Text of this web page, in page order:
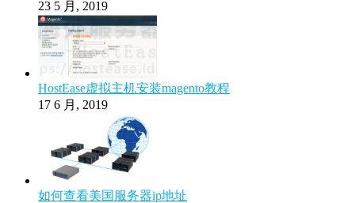
23 5 月, 2019
HostEase虚拟主机安装magento教程
17 6 月, 2019
如何查看美国服务器ip地址